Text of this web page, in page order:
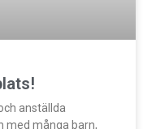
anställda
med många barn,